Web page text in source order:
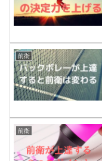
前衛
前衛